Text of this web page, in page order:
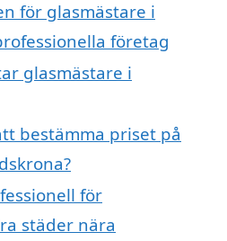
för glasmästare i
företag
glasmästare i
bestämma priset på
för
städer nära